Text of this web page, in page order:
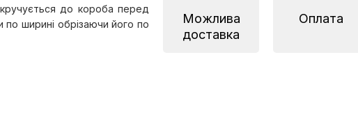
до короба перед
ширині обрізаючи його по
Можлива
доставка
Оплата